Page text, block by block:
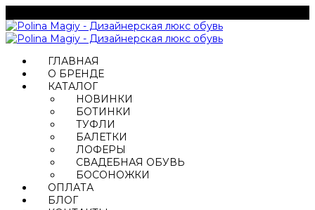
ГЛАВНАЯ
О БРЕНДЕ
КАТАЛОГ
НОВИНКИ
БОТИНКИ
ТУФЛИ
БАЛЕТКИ
ЛОФЕРЫ
СВАДЕБНАЯ ОБУВЬ
БОСОНОЖКИ
ОПЛАТА
БЛОГ